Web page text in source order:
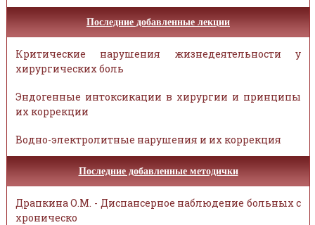
Последние добавленные лекции
Критические нарушения жизнедеятельности у
хирургических боль
Эндогенные интоксикации в хирургии и принципы
их коррекции
Водно-электролитные нарушения и их коррекция
Последние добавленные методички
Драпкина О.М. - Диспансерное наблюдение больных с
хроническо